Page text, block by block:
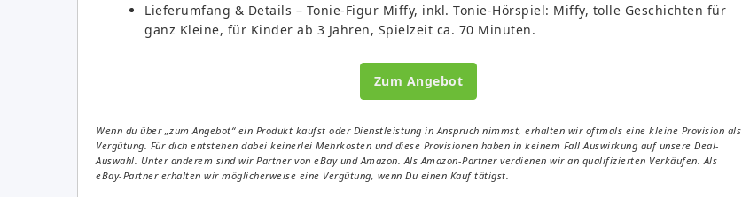
Lieferumfang & Details – Tonie-Figur Miffy, inkl. Tonie-Hörspiel: Miffy, tolle Geschichten für
ganz Kleine, für Kinder ab 3 Jahren, Spielzeit ca. 70 Minuten.
Zum Angebot
Wenn du über „zum Angebot“ ein Produkt kaufst oder Dienstleistung in Anspruch nimmst, erhalten wir oftmals eine kleine Provision als
Vergütung. Für dich entstehen dabei keinerlei Mehrkosten und diese Provisionen haben in keinem Fall Auswirkung auf unsere Deal-
Auswahl. Unter anderem sind wir Partner von eBay und Amazon. Als Amazon-Partner verdienen wir an qualifizierten Verkäufen. Als
eBay-Partner erhalten wir möglicherweise eine Vergütung, wenn Du einen Kauf tätigst.